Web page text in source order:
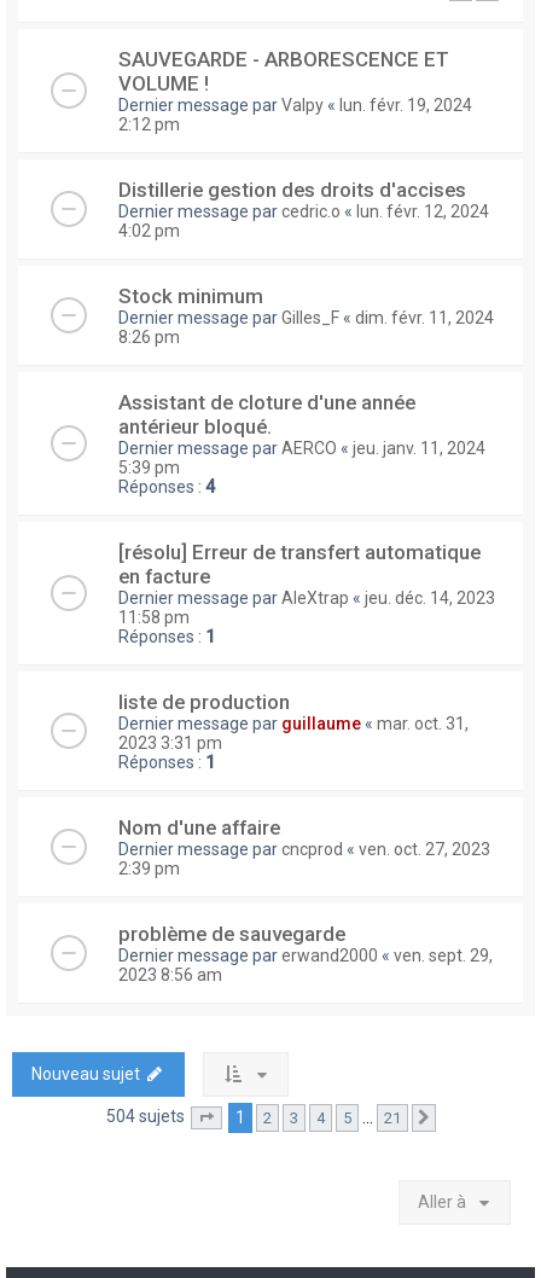
SAUVEGARDE - ARBORESCENCE ET
VOLUME !
Dernier message parValpy « lun. févr. 19, 2024
2:12 pm
Distillerie gestion des droits d'accises
Dernier message parcedric.o « lun. févr. 12, 2024
4:02 pm
Stock minimum
Dernier message parGilles_F « dim. févr. 11, 2024
8:26 pm
Assistant de cloture d'une année
antérieur bloqué.
Dernier message parAERCO « jeu. janv. 11, 2024
5:39 pm
Réponses : 4
[résolu] Erreur de transfert automatique
en facture
Dernier message parAleXtrap « jeu. déc. 14, 2023
11:58 pm
Réponses : 1
liste de production
Dernier message par guillaume « mar. oct. 31,
2023 3:31 pm
Réponses : 1
Nom d'une affaire
Dernier message parcncprod « ven. oct. 27, 2023
2:39 pm
problème de sauvegarde
Dernier message parerwand2000 « ven. sept. 29,
2023 8:56 am
Nouveau sujet
504 sujets Page sur21
1 2 3 4 5 … 21
Aller à